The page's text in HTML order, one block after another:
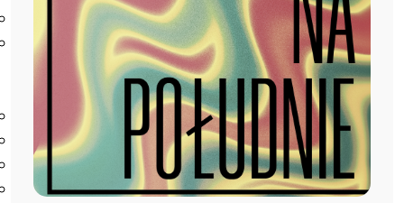
Olimpiada Literatury i Języka Polskiego
Olimpiada Literatury i Języka Polskiego dla Szkół
Podstawowych
Biblioteka
O bibliotece
Godziny otwarcia
Katalog
Nowości